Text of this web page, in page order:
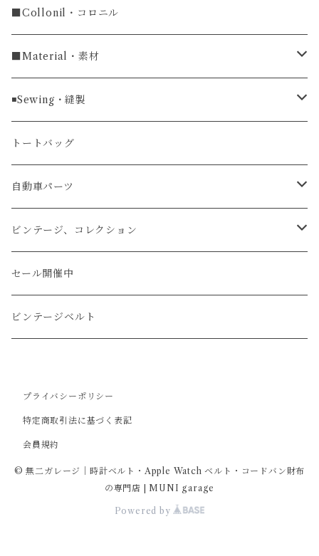
ラグ幅20mm
ラグ幅22mm
ラグ幅24mm
ラウンドファスナー長財布
小銭入れ
キーケース
時計ベルト
マネークリップ
腕時計
カードケース
マウスパッド
コインケース
キーホルダー
キーケース
コインケース
キーホルダー
ライターケース
レザーウォッチ
文字盤Mサイズ（φ33mm）
文字盤Sサイズ（φ26mm）
レザーウォレット
ロング
ショート
タバコケース
カードケース
ウォレットロープ
■Collonil・コロニル
■Material・素材
クロコダイル
パイソン
リザード
エレファント
ガルーシャ（エイ）
アリゲーター
コードバン
牛革
◾️Sewing・縫製
ハンドステッチ（手縫い）仕立て
ミシンステッチ仕立て
トートバッグ
自動車パーツ
ステアリング
シフトノブ
ビンテージ、コレクション
ウッドキーホルダー
ZIPPO/ジッポー・ライター
セール開催中
ビンテージベルト
プライバシーポリシー
特定商取引法に基づく表記
会員規約
© 無二ガレージ｜時計ベルト・Apple Watch ベルト・コードバン財布
の専門店 | MUNI garage
Powered by